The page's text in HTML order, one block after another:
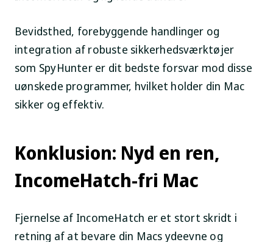
Bevidsthed, forebyggende handlinger og
integration af robuste sikkerhedsværktøjer
som SpyHunter er dit bedste forsvar mod disse
uønskede programmer, hvilket holder din Mac
sikker og effektiv.
Konklusion: Nyd en ren,
IncomeHatch-fri Mac
Fjernelse af IncomeHatch er et stort skridt i
retning af at bevare din Macs ydeevne og